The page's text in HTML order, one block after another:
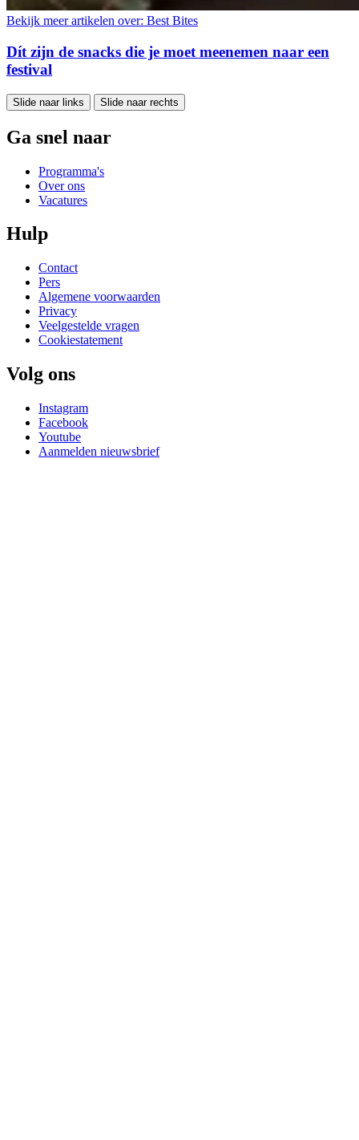
Bekijk meer artikelen over: Best Bites
Dít zijn de snacks die je moet meenemen naar een
festival
Slide naar links Slide naar rechts
Ga snel naar
Programma's
Over ons
Vacatures
Hulp
Contact
Pers
Algemene voorwaarden
Privacy
Veelgestelde vragen
Cookiestatement
Volg ons
Instagram
Facebook
Youtube
Aanmelden nieuwsbrief